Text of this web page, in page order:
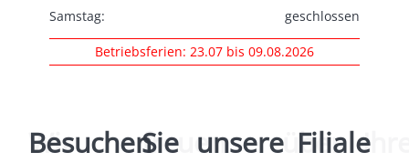
Samstag:
geschlossen
Betriebsferien: 23.07 bis 09.08.2026
Wir
Besuchen
freuen
Sie uns
unsere
überFiliale